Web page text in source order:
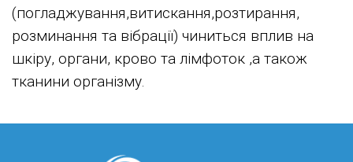
(погладжування,витискання,розтирання,
розминання та вібрації) чиниться вплив на
шкіру, органи, крово та лімфоток ,а також
тканини організму.